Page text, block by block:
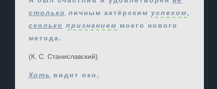
столько личным актёрским успехом,
сколько признанием моего нового
метода.
(К. С. Станиславский)
Хоть видит око,